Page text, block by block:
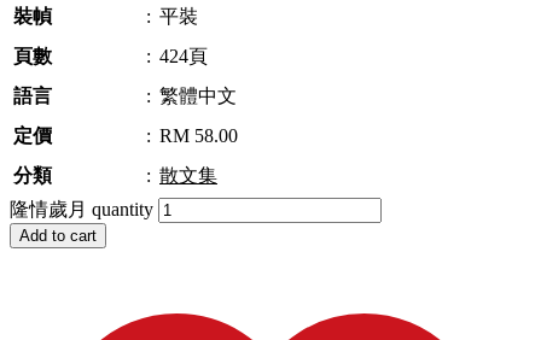
裝幀
: 平裝
頁數
: 424頁
語言
: 繁體中文
定價
: RM 58.00
分類
: 散文集
隆情歲月 quantity
Add to cart